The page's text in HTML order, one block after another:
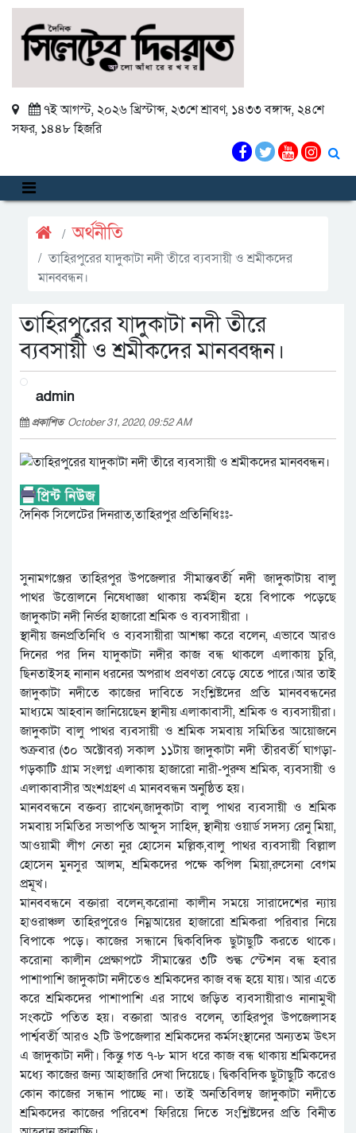
৭ই আগস্ট, ২০২৬ খ্রিস্টাব্দ, ২৩শে শ্রাবণ, ১৪৩৩ বঙ্গাব্দ, ২৪শে
সফর, ১৪৪৮ হিজরি
অর্থনীতি
তাহিরপুরের যাদুকাটা নদী তীরে ব্যবসায়ী ও শ্রমীকদের
মানব্বন্ধন।
তাহিরপুরের যাদুকাটা নদী তীরে
ব্যবসায়ী ও শ্রমীকদের মানব্বন্ধন।
admin
প্রকাশিত October 31, 2020, 09:52 AM
দৈনিক সিলেটের দিনরাত,তাহিরপুর প্রতিনিধিঃঃ-
সুনামগঞ্জের তাহিরপুর উপজেলার সীমান্তবর্তী নদী জাদুকাটায় বালু
পাথর উত্তোলনে নিষেধাজ্ঞা থাকায় কর্মহীন হয়ে বিপাকে পড়েছে
জাদুকাটা নদী নির্ভর হাজারো শ্রমিক ও ব্যবসায়ীরা ।
স্থানীয় জনপ্রতিনিধি ও ব্যবসায়ীরা আশঙ্কা করে বলেন, এভাবে আরও
দিনের পর দিন যাদুকাটা নদীর কাজ বন্ধ থাকলে এলাকায় চুরি,
ছিনতাইসহ নানান ধরনের অপরাধ প্রবণতা বেড়ে যেতে পারে।আর তাই
জাদুকাটা নদীতে কাজের দাবিতে সংশ্লিষ্টদের প্রতি মানববন্ধনের
মাধ্যমে আহবান জানিয়েছেন স্থানীয় এলাকাবাসী, শ্রমিক ও ব্যবসায়ীরা।
জাদুকাটা বালু পাথর ব্যবসায়ী ও শ্রমিক সমবায় সমিতির আয়োজনে
শুক্রবার (৩০ অক্টোবর) সকাল ১১টায় জাদুকাটা নদী তীরবর্তী ঘাগড়া-
গড়কাটি গ্রাম সংলগ্ন এলাকায় হাজারো নারী-পুরুষ শ্রমিক, ব্যবসায়ী ও
এলাকাবাসীর অংশগ্রহণ এ মানববন্ধন অনুষ্ঠিত হয়।
মানববন্ধনে বক্তব্য রাখেন,জাদুকাটা বালু পাথর ব্যবসায়ী ও শ্রমিক
সমবায় সমিতির সভাপতি আব্দুস সাহিদ, স্থানীয় ওয়ার্ড সদস্য রেনু মিয়া,
আওয়ামী লীগ নেতা নুর হোসেন মল্লিক,বালু পাথর ব্যবসায়ী বিল্লাল
হোসেন মুনসুর আলম, শ্রমিকদের পক্ষে কপিল মিয়া,রুসেনা বেগম
প্রমূখ।
মানববন্ধনে বক্তারা বলেন,করোনা কালীন সময়ে সারাদেশের ন্যায়
হাওরাঞ্চল তাহিরপুরেও নিম্নআয়ের হাজারো শ্রমিকরা পরিবার নিয়ে
বিপাকে পড়ে। কাজের সন্ধানে দ্বিকবিদিক ছুটাছুটি করতে থাকে।
করোনা কালীন প্রেক্ষাপটে সীমান্তের ৩টি শুল্ক স্টেশন বন্ধ হবার
পাশাপাশি জাদুকাটা নদীতেও শ্রমিকদের কাজ বন্ধ হয়ে যায়। আর এতে
করে শ্রমিকদের পাশাপাশি এর সাথে জড়িত ব্যবসায়ীরাও নানামুখী
সংকটে পতিত হয়। বক্তারা আরও বলেন, তাহিরপুর উপজেলাসহ
পার্শ্ববর্তী আরও ২টি উপজেলার শ্রমিকদের কর্মসংস্থানের অন্যতম উৎস
এ জাদুকাটা নদী। কিন্তু গত ৭-৮ মাস ধরে কাজ বন্ধ থাকায় শ্রমিকদের
মধ্যে কাজের জন্য আহাজারি দেখা দিয়েছে। দ্বিকবিদিক ছুটাছুটি করেও
কোন কাজের সন্ধান পাচ্ছে না। তাই অনতিবিলম্ব জাদুকাটা নদীতে
শ্রমিকদের কাজের পরিবেশ ফিরিয়ে দিতে সংশ্লিষ্টদের প্রতি বিনীত